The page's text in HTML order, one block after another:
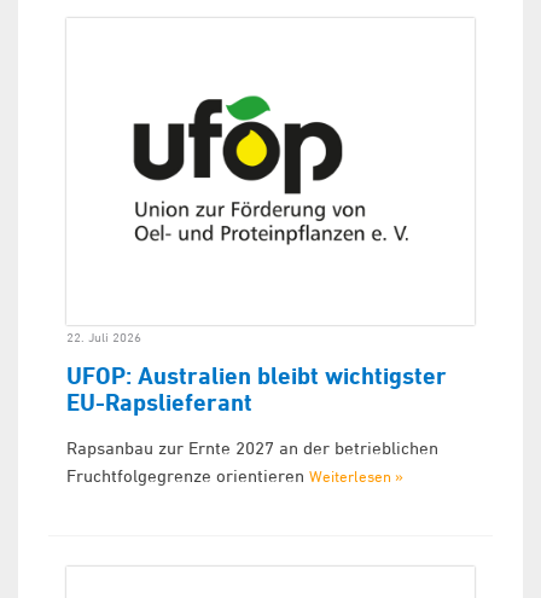
22. Juli 2026
UFOP: Australien bleibt wichtigster
EU-Rapslieferant
Rapsanbau zur Ernte 2027 an der betrieblichen
Fruchtfolgegrenze orientieren Weiterlesen »